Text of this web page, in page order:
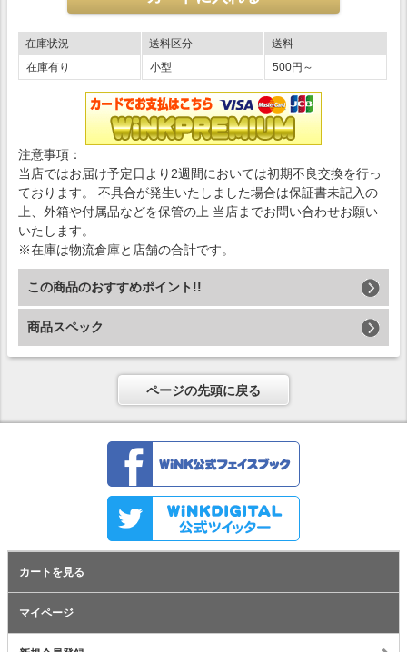
在庫状況
在庫有り
送料区分
小型
送料
500円～
注意事項：
当店ではお届け予定日より2週間においては初期不良交換を行っ
ております。 不具合が発生いたしました場合は保証書未記入の
上、外箱や付属品などを保管の上 当店までお問い合わせお願い
いたします。
※在庫は物流倉庫と店舗の合計です。
この商品のおすすめポイント!!
商品スペック
ページの先頭に戻る
カートを見る
マイページ